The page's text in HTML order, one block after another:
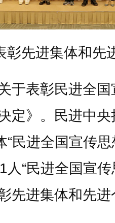
彰先进集体和先
表彰民进全国
定》。民进中
民进全国宣传
“民进全国宣
先进集体和先